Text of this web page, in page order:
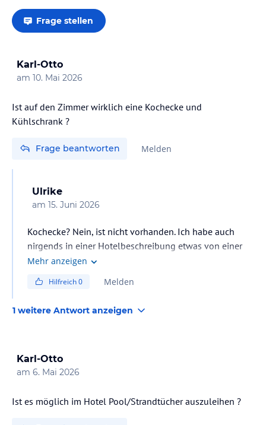
Frage stellen
Karl-Otto
am 10. Mai 2026
Ist auf den Zimmer wirklich eine Kochecke und
Kühlschrank ?
Frage beantworten Melden
Ulrike
am 15. Juni 2026
Kochecke? Nein, ist nicht vorhanden. Ich habe auch
nirgends in einer Hotelbeschreibung etwas von einer
Kochecke gefunden. Die vom Hotel angegebenen
Hotelbeschreibung bei den Angebotsdetails der
Reisen.
Mehr anzeigen
Hilfreich0 Melden
1 weitere Antwort anzeigen
Karl-Otto
am 6. Mai 2026
Ist es möglich im Hotel Pool/Strandtücher auszuleihen ?